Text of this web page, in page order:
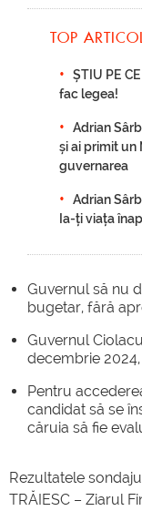
TOP
ȘTIU PE
fac legea!
Adrian
și ai primit un
guvernarea
Adrian
Ia-ți viața
Guvernul să nu
bugetar, fără
Guvernul
decembrie
Pentru
candidat să se
căruia să fie
Rezultatele
TRĂIESC – Ziarul